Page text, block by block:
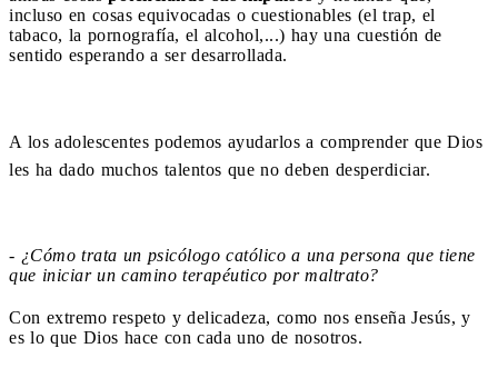
incluso en cosas equivocadas o cuestionables (el trap, el
tabaco, la pornografía, el alcohol,...) hay una cuestión de
sentido esperando a ser desarrollada.
A los adolescentes podemos ayudarlos a comprender que Dios
les ha dado muchos talentos que no deben desperdiciar.
- ¿Cómo trata un psicólogo católico a una persona que tiene
que iniciar un camino terapéutico por maltrato?
Con extremo respeto y delicadeza, como nos enseña Jesús, y
es lo que Dios hace con cada uno de nosotros.